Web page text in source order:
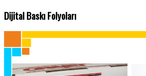
Dijital Baskı Folyoları